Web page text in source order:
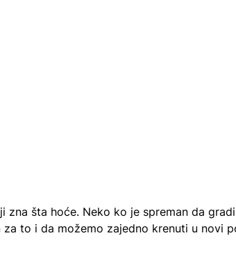
šta hoće. Neko ko je spreman da
to i da možemo zajedno krenuti u novi